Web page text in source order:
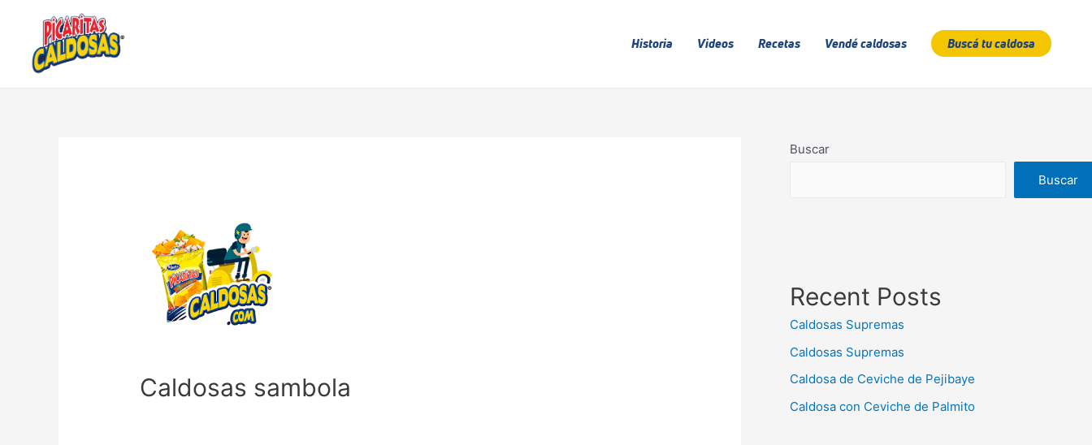
Historia Videos Recetas Vendé caldosas Buscá tu caldosa
Caldosas sambola
Buscar
Buscar
Recent Posts
Caldosas Supremas
Caldosas Supremas
Caldosa de Ceviche de Pejibaye
Caldosa con Ceviche de Palmito